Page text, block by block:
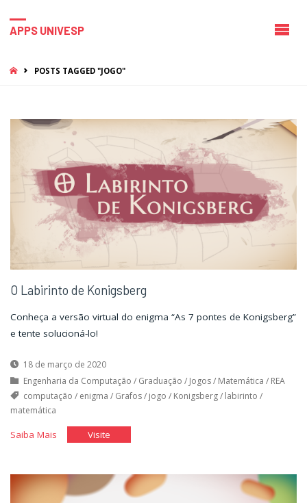
APPS UNIVESP
HOMEPOSTS TAGGED "JOGO"
O Labirinto de Konigsberg
Conheça a versão virtual do enigma “As 7 pontes de Konigsberg”
e tente solucioná-lo!
18 de março de 2020
Engenharia da Computação / Graduação / Jogos/ Matemática / REA
computação / enigma / Grafos/ jogo / Konigsberg/ labirinto /
matemática
Saiba Mais"O
Konigsberg"
Visite"O
Konigsberg"